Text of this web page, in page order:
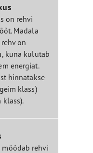
on rehvi
Madala
on
kuna kulutab
energiat.
hinnatakse
klass)
klass).
mõõdab rehvi